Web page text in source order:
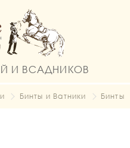
И ВСАДНИКОВ
Бинты и Ватники Бинты